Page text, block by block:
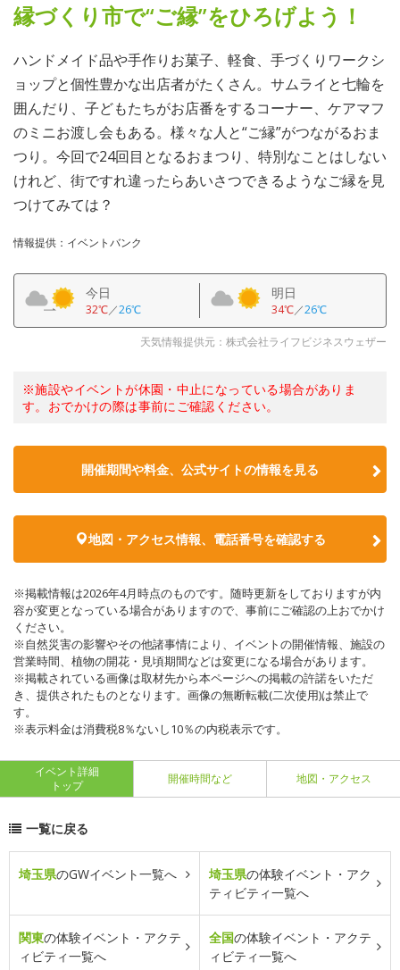
縁づくり市で“ご縁”をひろげよう！
ハンドメイド品や手作りお菓子、軽食、手づくりワークシ
ョップと個性豊かな出店者がたくさん。サムライと七輪を
囲んだり、子どもたちがお店番をするコーナー、ケアマフ
のミニお渡し会もある。様々な人と“ご縁”がつながるおま
つり。今回で24回目となるおまつり、特別なことはしない
けれど、街ですれ違ったらあいさつできるようなご縁を見
つけてみては？
情報提供：イベントバンク
今日
32℃／26℃
明日
34℃／26℃
天気情報提供元：株式会社ライフビジネスウェザー
※施設やイベントが休園・中止になっている場合がありま
す。おでかけの際は事前にご確認ください。
開催期間や料金、公式サイトの情報を見る
地図・アクセス情報、電話番号を確認する
※掲載情報は2026年4月時点のものです。随時更新をしておりますが内
容が変更となっている場合がありますので、事前にご確認の上おでかけ
ください。
※自然災害の影響やその他諸事情により、イベントの開催情報、施設の
営業時間、植物の開花・見頃期間などは変更になる場合があります。
※掲載されている画像は取材先から本ページへの掲載の許諾をいただ
き、提供されたものとなります。画像の無断転載(二次使用)は禁止で
す。
※表示料金は消費税8％ないし10％の内税表示です。
イベント詳細
トップ
開催時間など 地図・アクセス
一覧に戻る
埼玉県のGWイベント一覧へ 埼玉県の体験イベント・アク
ティビティ一覧へ
関東の体験イベント・アクテ
ィビティ一覧へ
全国の体験イベント・アクテ
ィビティ一覧へ